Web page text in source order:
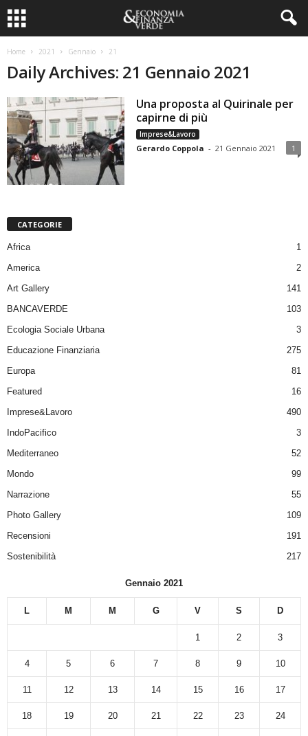
Home 2021 Gennaio 21
Daily Archives: 21 Gennaio 2021
Una proposta al Quirinale per
capirne di più
Imprese&Lavoro
Gerardo Coppola - 21 Gennaio 2021 1
CATEGORIE
Africa
1
America
2
Art Gallery
141
BANCAVERDE
103
Ecologia Sociale Urbana
3
Educazione Finanziaria
275
Europa
81
Featured
16
Imprese&Lavoro
490
IndoPacifico
3
Mediterraneo
52
Mondo
99
Narrazione
55
Photo Gallery
109
Recensioni
191
Sostenibilità
217
Gennaio 2021
L M M G V S D
1 2 3
4 5 6 7 8 9 10
11 12 13 14 15 16 17
18 19 20 21 22 23 24